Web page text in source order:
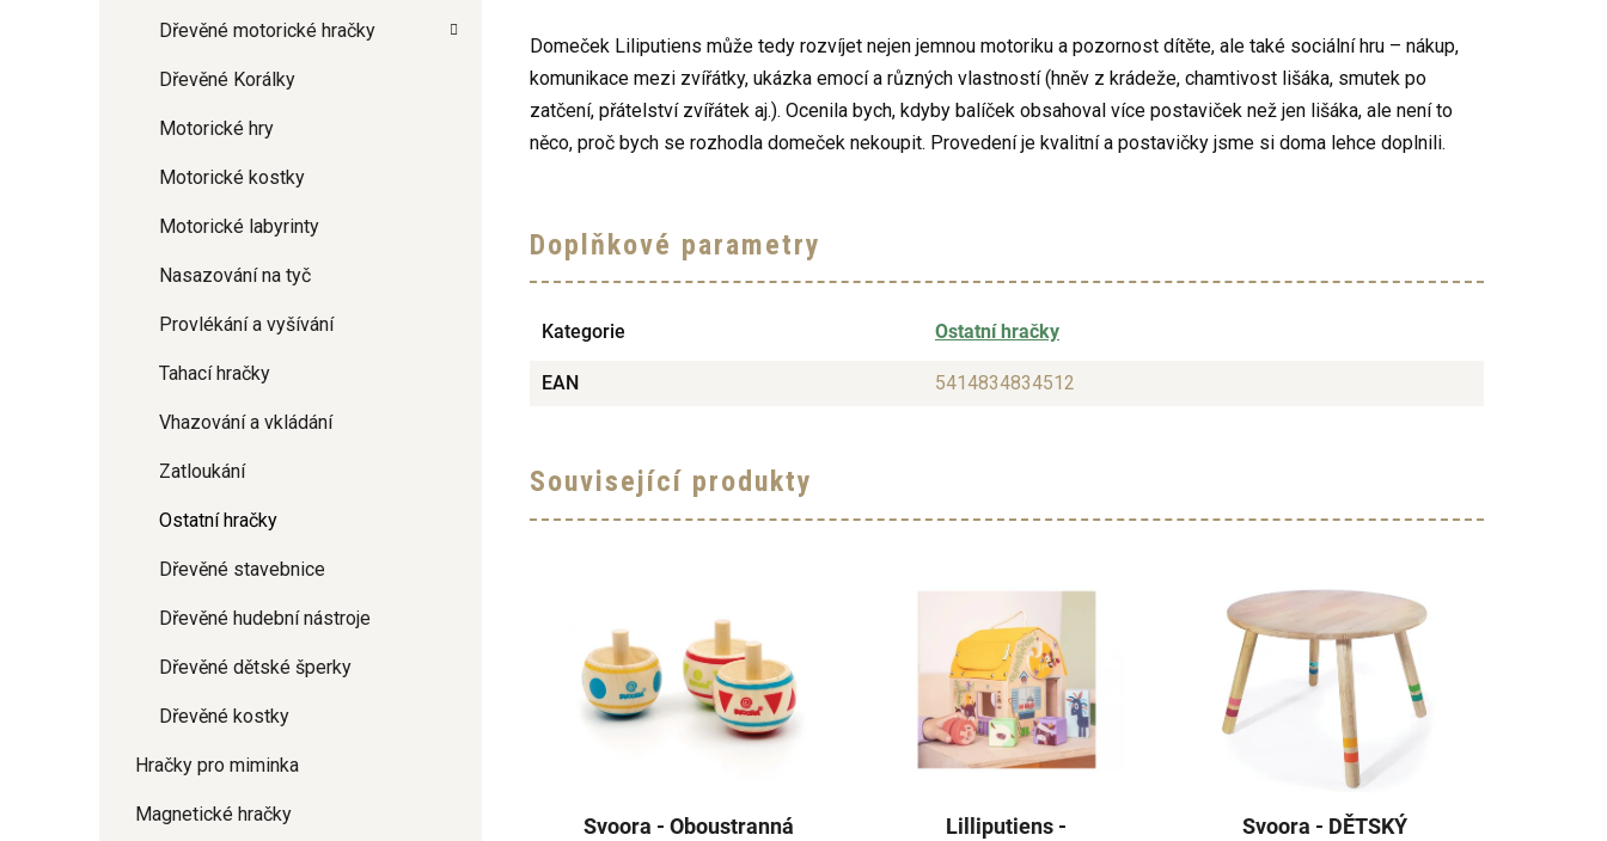
Dřevěné motorické hračky
Dřevěné Korálky
Motorické hry
Motorické kostky
Motorické labyrinty
Nasazování na tyč
Provlékání a vyšívání
Tahací hračky
Vhazování a vkládání
Zatloukání
Ostatní hračky
Dřevěné stavebnice
Dřevěné hudební nástroje
Dřevěné dětské šperky
Dřevěné kostky
Hračky pro miminka
Magnetické hračky
Domeček Liliputiens může tedy rozvíjet nejen jemnou motoriku a pozornost dítěte, ale také sociální hru – nákup,
komunikace mezi zvířátky, ukázka emocí a různých vlastností (hněv z krádeže, chamtivost lišáka, smutek po
zatčení, přátelství zvířátek aj.). Ocenila bych, kdyby balíček obsahoval více postaviček než jen lišáka, ale není to
něco, proč bych se rozhodla domeček nekoupit. Provedení je kvalitní a postavičky jsme si doma lehce doplnili.
Doplňkové parametry
Kategorie Ostatní hračky
EAN 5414834834512
Související produkty
Svoora - Oboustranná
Lilliputiens -
Svoora - DĚTSKÝ